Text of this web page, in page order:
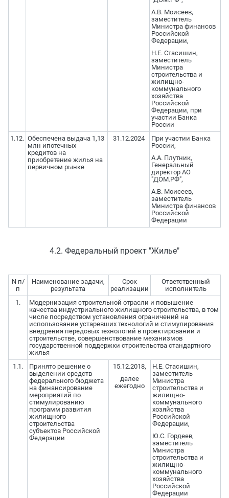
А.В. Моисеев,
заместитель
Министра финансов
Российской
Федерации,
Н.Е. Стасишин,
заместитель
Министра
строительства и
жилищно-
коммунального
хозяйства
Российской
Федерации, при
участии Банка
России
1.12. Обеспечена выдача 1,13
млн ипотечных
кредитов на
приобретение жилья на
первичном рынке
31.12.2024
При участии Банка
России,
А.А. Плутник,
Генеральный
директор АО
"ДОМ.РФ",
А.В. Моисеев,
заместитель
Министра финансов
Российской
Федерации
4.2. Федеральный проект "Жилье"
N п/
п
Наименование задачи,
результата
Срок
реализации
Ответственный
исполнитель
1.
Модернизация строительной отрасли и повышение
качества индустриального жилищного строительства, в том
числе посредством установления ограничений на
использование устаревших технологий и стимулирования
внедрения передовых технологий в проектировании и
строительстве, совершенствование механизмов
государственной поддержки строительства стандартного
жилья
1.1.
Принято решение о
выделении средств
федерального бюджета
на финансирование
мероприятий по
стимулированию
программ развития
жилищного
строительства
субъектов Российской
Федерации
15.12.2018,
далее
ежегодно
Н.Е. Стасишин,
заместитель
Министра
строительства и
жилищно-
коммунального
хозяйства
Российской
Федерации,
Ю.С. Гордеев,
заместитель
Министра
строительства и
жилищно-
коммунального
хозяйства
Российской
Федерации